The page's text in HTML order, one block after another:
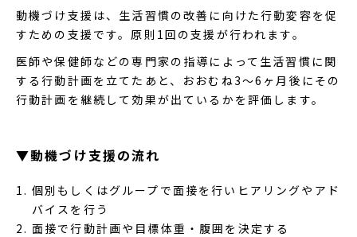
動機づけ支援は、生活習慣の改善に向けた行動変容を促
すための支援です。原則1回の支援が行われます。
医師や保健師などの専門家の指導によって生活習慣に関
する行動計画を立てたあと、おおむね3～6ヶ月後にその
行動計画を継続して効果が出ているかを評価します。
▼動機づけ支援の流れ
個別もしくはグループで面接を行いヒアリングやアド
バイスを行う
面接で行動計画や目標体重・腹囲を決定する